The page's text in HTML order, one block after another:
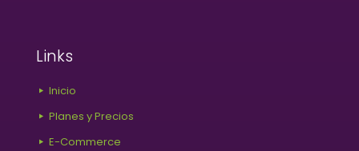
Links
Inicio
Planes y Precios
E-Commerce